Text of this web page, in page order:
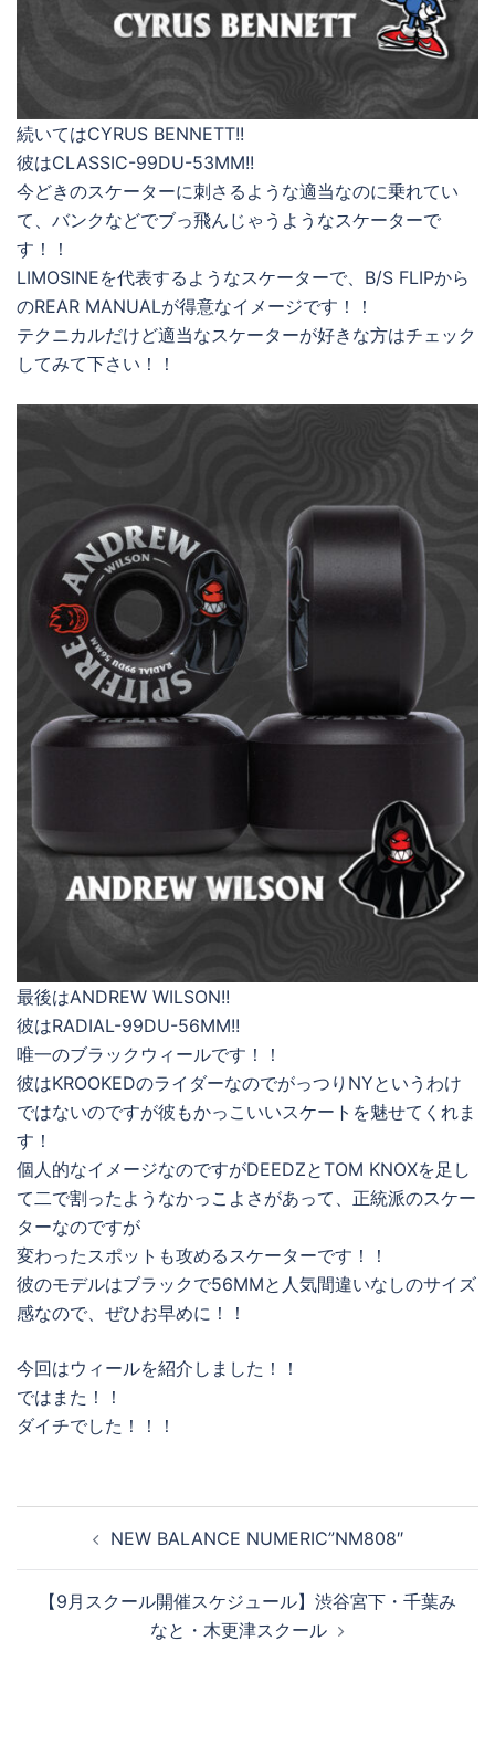
続いてはCYRUS BENNETT!!
彼はCLASSIC-99DU-53MM!!
今どきのスケーターに刺さるような適当なのに乗れてい
て、バンクなどでブっ飛んじゃうようなスケーターで
す！！
LIMOSINEを代表するようなスケーターで、B/S FLIPから
のREAR MANUALが得意なイメージです！！
テクニカルだけど適当なスケーターが好きな方はチェック
してみて下さい！！
最後はANDREW WILSON!!
彼はRADIAL-99DU-56MM!!
唯一のブラックウィールです！！
彼はKROOKEDのライダーなのでがっつりNYというわけ
ではないのですが彼もかっこいいスケートを魅せてくれま
す！
個人的なイメージなのですがDEEDZとTOM KNOXを足し
て二で割ったようなかっこよさがあって、正統派のスケー
ターなのですが
変わったスポットも攻めるスケーターです！！
彼のモデルはブラックで56MMと人気間違いなしのサイズ
感なので、ぜひお早めに！！
今回はウィールを紹介しました！！
ではまた！！
ダイチでした！！！
ナ
NEW BALANCE NUMERIC”NM808″
【9月スクール開催スケジュール】渋谷宮下・千葉み
なと・木更津スクール